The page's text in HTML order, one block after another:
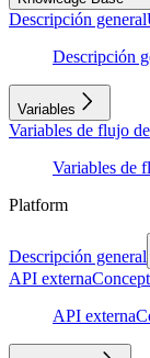
Descripción general
Descripción
Variables
Variables de flujo
Variables de
Platform
Descripción general
API externa
API externa